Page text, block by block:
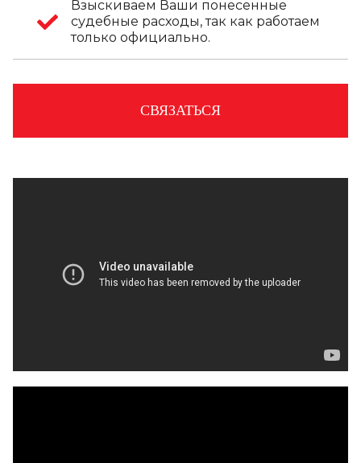
Взыскиваем Ваши понесенные
судебные расходы, так как работаем
только официально.
СВЯЗАТЬСЯ